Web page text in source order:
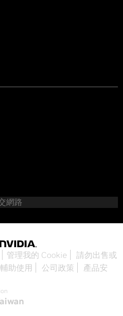
網路
管理我的 Cookie
請勿出售或
輔助使用 公司政策
產品安